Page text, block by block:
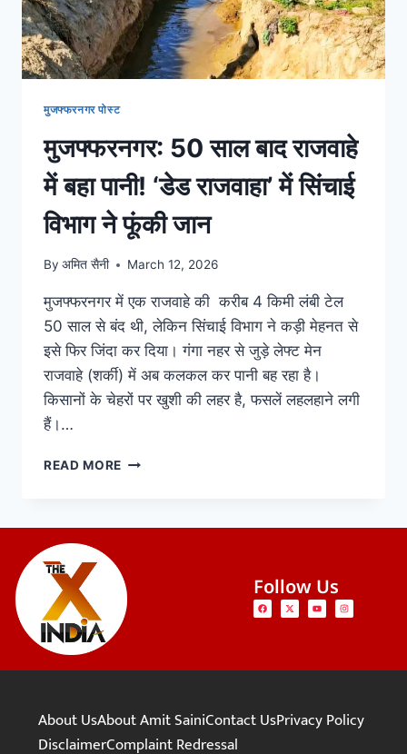
मुजफ्फरनगर पोस्ट
मुजफ्फरनगर: 50 साल बाद राजवाहे
में बहा पानी! ‘डेड राजवाहा’ में सिंचाई
विभाग ने फूंकी जान
By अमित सैनी March 12, 2026
मुजफ्फरनगर में एक राजवाहे की करीब 4 किमी लंबी टेल
50 साल से बंद थी, लेकिन सिंचाई विभाग ने कड़ी मेहनत से
इसे फिर जिंदा कर दिया। गंगा नहर से जुड़े लेफ्ट मेन
राजवाहे (शर्की) में अब कलकल कर पानी बह रहा है।
किसानों के चेहरों पर खुशी की लहर है, फसलें लहलहाने लगी
हैं।…
READ MORE
Follow Us
About UsAbout Amit SainiContact UsPrivacy Policy
DisclaimerComplaint Redressal